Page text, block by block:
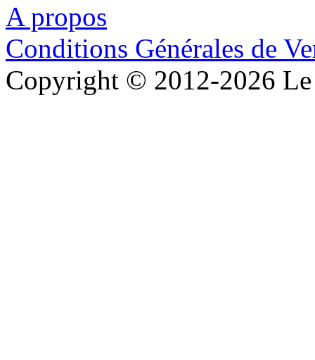
A propos
Conditions Générales de
Copyright © 2012-2026 Le